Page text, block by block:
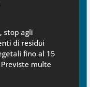
stop agli
di residui
fino al 15
multe